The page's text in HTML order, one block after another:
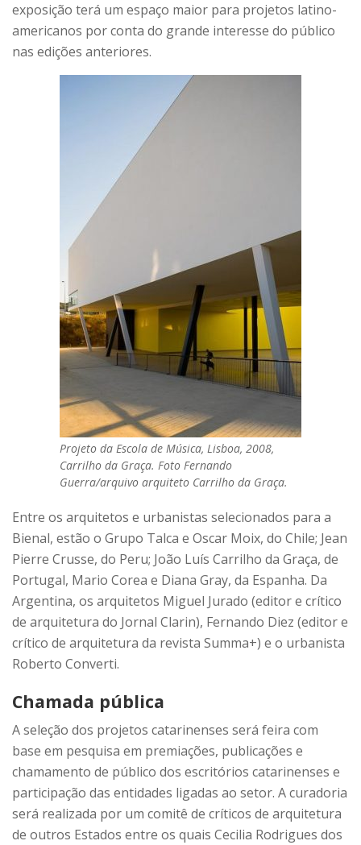
exposição terá um espaço maior para projetos latino-
americanos por conta do grande interesse do público
nas edições anteriores.
Projeto da Escola de Música, Lisboa, 2008,
Carrilho da Graça. Foto Fernando
Guerra/arquivo arquiteto Carrilho da Graça.
Entre os arquitetos e urbanistas selecionados para a
Bienal, estão o Grupo Talca e Oscar Moix, do Chile; Jean
Pierre Crusse, do Peru; João Luís Carrilho da Graça, de
Portugal, Mario Corea e Diana Gray, da Espanha. Da
Argentina, os arquitetos Miguel Jurado (editor e crítico
de arquitetura do Jornal Clarin), Fernando Diez (editor e
crítico de arquitetura da revista Summa+) e o urbanista
Roberto Converti.
Chamada pública
A seleção dos projetos catarinenses será feira com
base em pesquisa em premiações, publicações e
chamamento de público dos escritórios catarinenses e
participação das entidades ligadas ao setor. A curadoria
será realizada por um comitê de críticos de arquitetura
de outros Estados entre os quais Cecilia Rodrigues dos